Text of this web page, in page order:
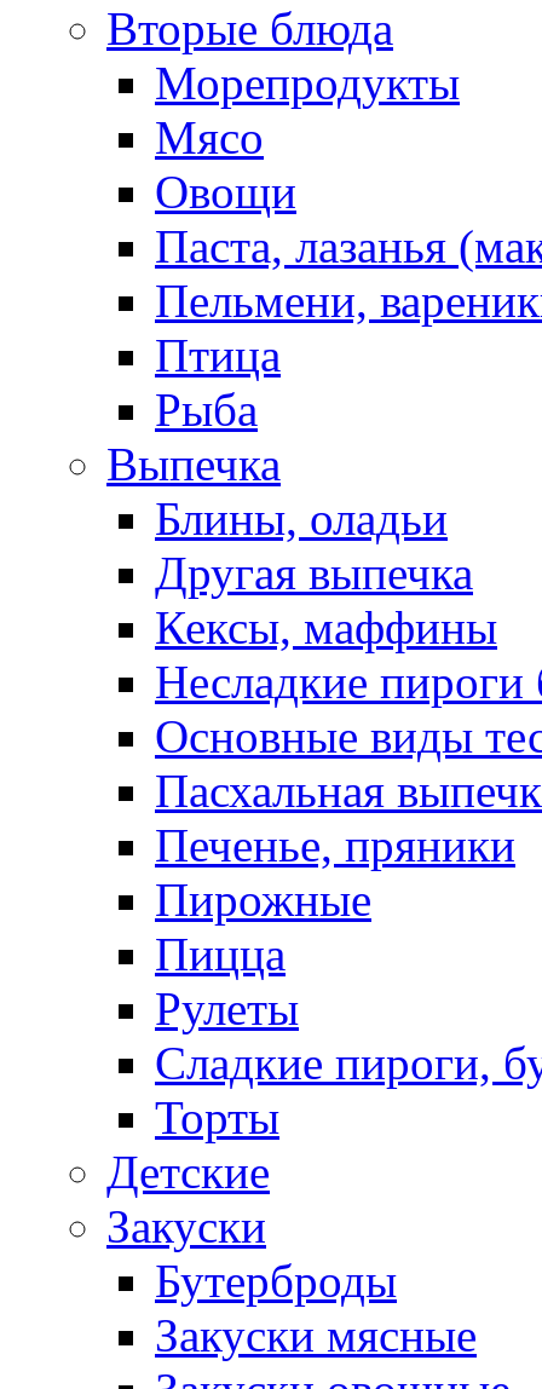
Вторые блюда
Морепродукты
Мясо
Овощи
Паста, лазанья
Пельмени,
Птица
Рыба
Выпечка
Блины, оладьи
Другая выпечка
Кексы, маффины
Несладкие пироги
Основные виды
Пасхальная
Печенье, пряники
Пирожные
Пицца
Рулеты
Сладкие пироги,
Торты
Детские
Закуски
Бутерброды
Закуски мясные